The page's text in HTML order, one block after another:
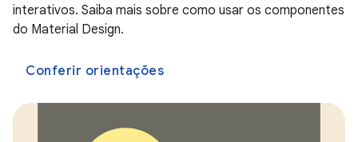
interativos. Saiba mais sobre como usar os componentes
do Material Design.
Conferir orientações